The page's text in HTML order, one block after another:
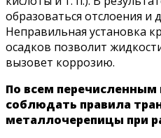
образоваться отслоения и
Неправильная установка
осадков позволит
вызовет коррозию.
По всем
соблюдать правила
металлочерепицы при